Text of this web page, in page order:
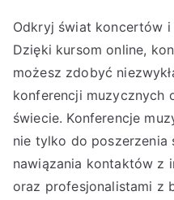
Odkryj świat koncertów
Dzięki kursom online,
możesz zdobyć
konferencji muzycznych
świecie. Konferencje
nie tylko do poszerzenia
nawiązania kontaktów z
oraz profesjonalistami z